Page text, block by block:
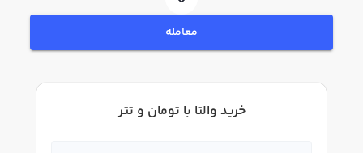
فروش Vaulta نیز در دسترس شما قرار دارد تا بتوانید تصمیمات آگاهانه‌تری در
معامله
خرید والتا با تومان و تتر